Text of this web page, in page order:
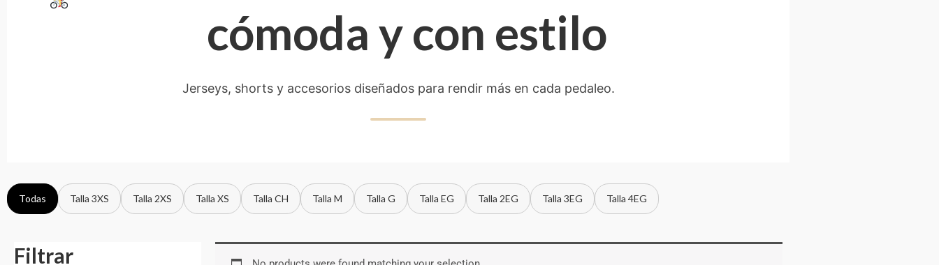
cómoda y con estilo
Jerseys, shorts y accesorios diseñados para rendir más en cada pedaleo.
Todas Talla 3XS Talla 2XS Talla XS Talla CH Talla M Talla G Talla EG Talla 2EG Talla 3EG Talla 4EG
Filtrar